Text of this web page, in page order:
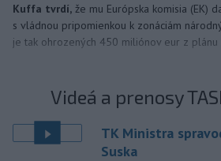
Kuffa tvrdí, že mu Európska komisia (EK)
s vládnou pripomienkou k zonáciám
je tak ohrozených 450 miliónov eur z plánu
Videá a prenosy
TK Ministra
Suska